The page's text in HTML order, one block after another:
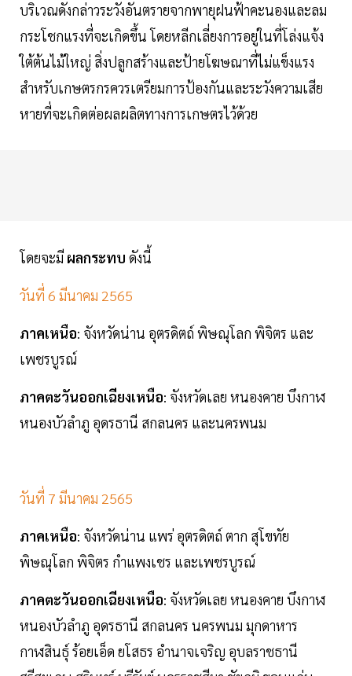
บริเวณดังกล่าวระวังอันตรายจากพายุฝนฟ้าคะนองและลม
กระโชกแรงที่จะเกิดขึ้น โดยหลีกเลี่ยงการอยู่ในที่โล่งแจ้ง
ใต้ต้นไม้ใหญ่ สิ่งปลูกสร้างและป้ายโฆษณาที่ไม่แข็งแรง
สำหรับเกษตรกรควรเตรียมการป้องกันและระวังความเสีย
หายที่จะเกิดต่อผลผลิตทางการเกษตรไว้ด้วย
โดยจะมี ผลกระทบ ดังนี้
วันที่ 6 มีนาคม 2565
ภาคเหนือ: จังหวัดน่าน อุตรดิตถ์ พิษณุโลก พิจิตร และ
เพชรบูรณ์
ภาคตะวันออกเฉียงเหนือ: จังหวัดเลย หนองคาย บึงกาฬ
หนองบัวลำภู อุดรธานี สกลนคร และนครพนม
วันที่ 7 มีนาคม 2565
ภาคเหนือ: จังหวัดน่าน แพร่ อุตรดิตถ์ ตาก สุโขทัย
พิษณุโลก พิจิตร กำแพงเชร และเพชรบูรณ์
ภาคตะวันออกเฉียงเหนือ: จังหวัดเลย หนองคาย บึงกาฬ
หนองบัวลำภู อุดรธานี สกลนคร นครพนม มุกดาหาร
กาฬสินธุ์ ร้อยเอ็ด ยโสธร อำนาจเจริญ อุบลราชธานี